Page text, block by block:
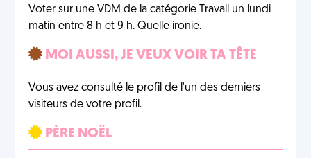
Voter sur une VDM de la catégorie Travail un lundi
matin entre 8 h et 9 h. Quelle ironie.
MOI AUSSI, JE VEUX VOIR TA TÊTE
Vous avez consulté le profil de l'un des derniers
visiteurs de votre profil.
PÈRE NOËL